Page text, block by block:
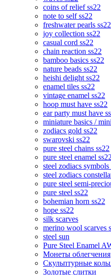
coins of relief ss22
note to self ss22
freshwater pearls ss22
joy collection ss22
casual cord ss22
chain reaction ss22
bamboo basics ss22
nature beads ss22
heishi delight ss22
enamel tiles ss22
vintage enamel ss22
hoop must have ss22
ear party must have
miniature basics /
zodiacs gold ss22
swarovski ss22
pure steel chains ss22
pure steel enamel ss22
steel zodiacs symbols
steel zodiacs
pure steel semi-
pure steel ss22
bohemian horn ss22
hope ss22
silk scarves
merino wool scarves
steel sun
Pure Steel Enamel
Монеты облегчения
Скульптурные
Золотые слитки